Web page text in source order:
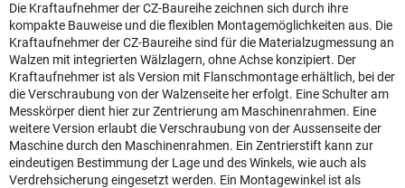
Die Kraftaufnehmer der CZ-Baureihe zeichnen sich durch ihre
kompakte Bauweise und die flexiblen Montagemöglichkeiten aus. Die
Kraftaufnehmer der CZ-Baureihe sind für die Materialzugmessung an
Walzen mit integrierten Wälzlagern, ohne Achse konzipiert. Der
Kraftaufnehmer ist als Version mit Flanschmontage erhältlich, bei der
die Verschraubung von der Walzenseite her erfolgt. Eine Schulter am
Messkörper dient hier zur Zentrierung am Maschinenrahmen. Eine
weitere Version erlaubt die Verschraubung von der Aussenseite der
Maschine durch den Maschinenrahmen. Ein Zentrierstift kann zur
eindeutigen Bestimmung der Lage und des Winkels, wie auch als
Verdrehsicherung eingesetzt werden. Ein Montagewinkel ist als